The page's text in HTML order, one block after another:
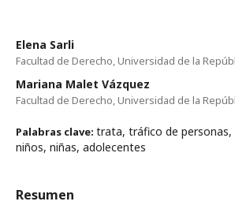
Elena Sarli
Facultad de Derecho, Universidad de la
Mariana Malet Vázquez
Facultad de Derecho, Universidad de la
Palabras clave: trata, tráfico de personas,
niños, niñas, adolecentes
Resumen